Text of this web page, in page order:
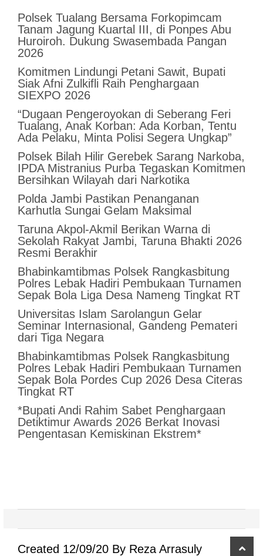
Polsek Tualang Bersama Forkopimcam
Tanam Jagung Kuartal III, di Ponpes Abu
Huroiroh. Dukung Swasembada Pangan
2026
Komitmen Lindungi Petani Sawit, Bupati
Siak Afni Zulkifli Raih Penghargaan
SIEXPO 2026
“Dugaan Pengeroyokan di Seberang Feri
Tualang, Anak Korban: Ada Korban, Tentu
Ada Pelaku, Minta Polisi Segera Ungkap”
Polsek Bilah Hilir Gerebek Sarang Narkoba,
IPDA Mistranius Purba Tegaskan Komitmen
Bersihkan Wilayah dari Narkotika
Polda Jambi Pastikan Penanganan
Karhutla Sungai Gelam Maksimal
Taruna Akpol-Akmil Berikan Warna di
Sekolah Rakyat Jambi, Taruna Bhakti 2026
Resmi Berakhir
Bhabinkamtibmas Polsek Rangkasbitung
Polres Lebak Hadiri Pembukaan Turnamen
Sepak Bola Liga Desa Nameng Tingkat RT
Universitas Islam Sarolangun Gelar
Seminar Internasional, Gandeng Pemateri
dari Tiga Negara
Bhabinkamtibmas Polsek Rangkasbitung
Polres Lebak Hadiri Pembukaan Turnamen
Sepak Bola Pordes Cup 2026 Desa Citeras
Tingkat RT
*Bupati Andi Rahim Sabet Penghargaan
Detiktimur Awards 2026 Berkat Inovasi
Pengentasan Kemiskinan Ekstrem*
Created 12/09/20 By Reza Arrasuly